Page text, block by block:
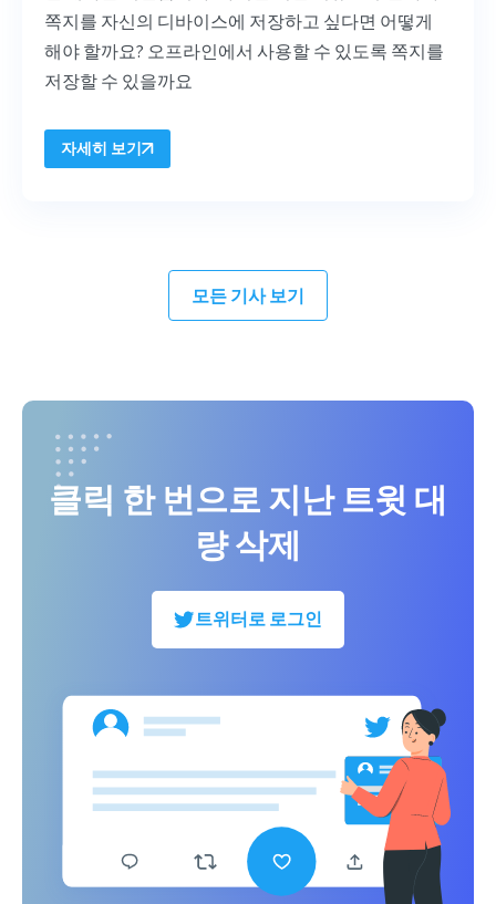
쪽지를 자신의 디바이스에 저장하고 싶다면 어떻게
해야 할까요? 오프라인에서 사용할 수 있도록 쪽지를
저장할 수 있을까요
자세히 보기
모든 기사 보기
클릭 한 번으로 지난 트윗 대
량 삭제
트위터로 로그인